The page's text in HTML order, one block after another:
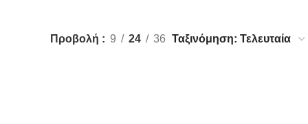
Προβολή 9 24 36